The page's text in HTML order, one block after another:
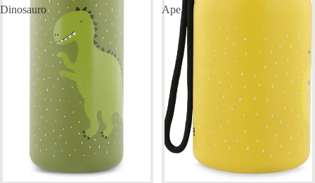
Dinosauro
Ape